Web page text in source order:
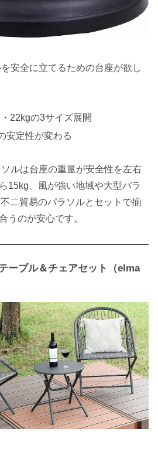
安全に立てるための台座が欲し
22kgの3サイズ展開
安定性が変わる
ルは台座の重量が安全性を左右
15kg、風が強い地域や大型パラ
二貿易のパラソルとセットで揃
うのが安心です。
ーブル＆チェアセット（elma